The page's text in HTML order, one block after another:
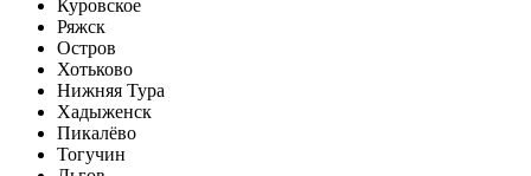
Куровское
Ряжск
Остров
Хотьково
Нижняя Тура
Хадыженск
Пикалёво
Тогучин